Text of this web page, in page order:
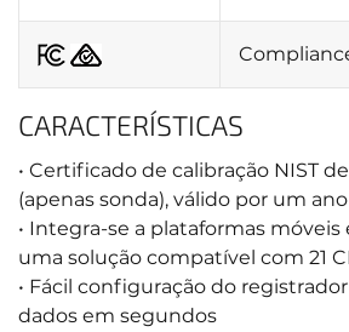
CARACTERÍSTICAS
• Certificado de calibração NIST
(apenas sonda), válido por um ano
• Integra-se a plataformas
uma solução compatível com 21
• Fácil configuração do
dados em segundos